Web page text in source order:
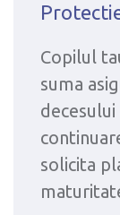
Copilul
suma
solicita